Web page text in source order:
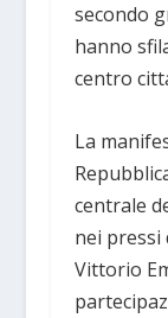
secondo
hanno
centro
La
centrale
nei pressi
Vittorio